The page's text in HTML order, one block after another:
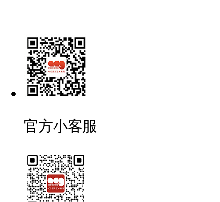
官方小客服